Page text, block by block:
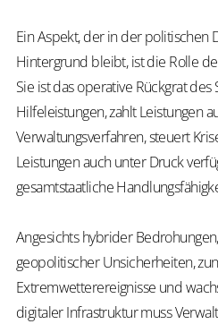
Ein Aspekt, der in der politischen
Hintergrund bleibt, ist die Rolle
Sie ist das operative Rückgrat
Hilfeleistungen, zahlt Leistungen
Verwaltungsverfahren, steuert
Leistungen auch unter Druck
gesamtstaatliche
Angesichts hybrider
geopolitischer Unsicherheiten,
Extremwetterereignisse und
digitaler Infrastruktur muss